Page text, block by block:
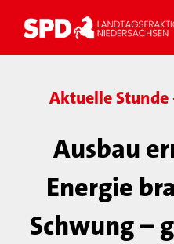
Aktuelle Stunde
Ausbau
Energie
Schwung –